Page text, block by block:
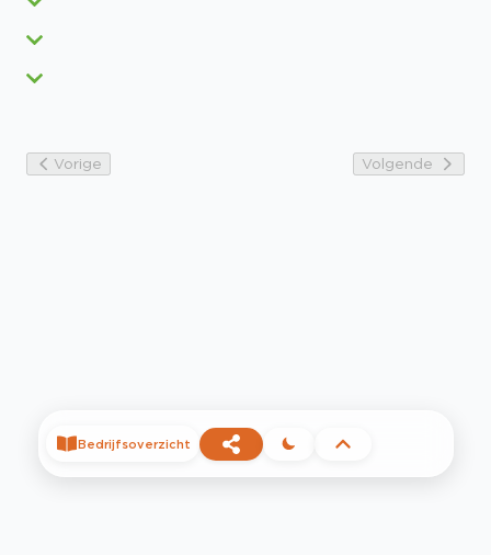
Vorige Volgende
Bedrijfsoverzicht